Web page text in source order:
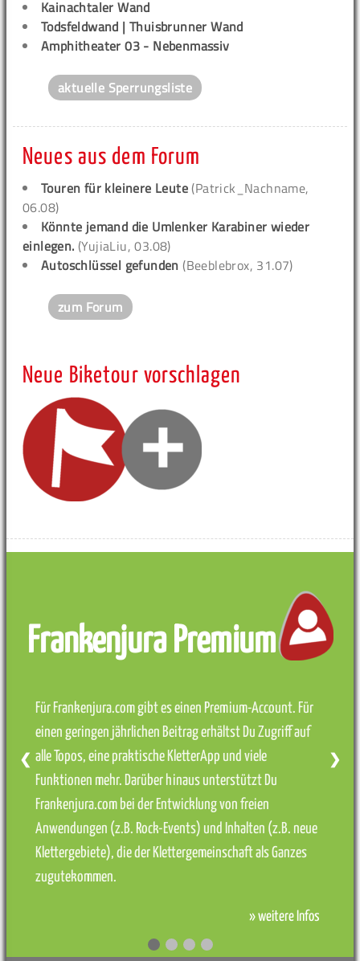
Kainachtaler Wand
Todsfeldwand | Thuisbrunner Wand
Amphitheater 03 - Nebenmassiv
aktuelle Sperrungsliste
Neues aus dem Forum
Touren für kleinere Leute (Patrick_Nachname,
06.08)
Könnte jemand die Umlenker Karabiner wieder
einlegen. (YujiaLiu, 03.08)
Autoschlüssel gefunden (Beeblebrox, 31.07)
zum Forum
Neue Biketour vorschlagen
Frankenjura Premium
Für Frankenjura.com gibt es einen Premium-Account. Für
einen geringen jährlichen Beitrag erhältst Du Zugriff auf
alle Topos, eine praktische KletterApp und viele
Funktionen mehr. Darüber hinaus unterstützt Du
Frankenjura.com bei der Entwicklung von freien
Anwendungen (z.B. Rock-Events) und Inhalten (z.B. neue
Klettergebiete), die der Klettergemeinschaft als Ganzes
zugutekommen.
» weitere Infos
❮ ❯